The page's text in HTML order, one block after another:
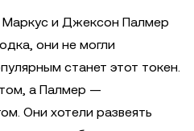
Маркус и Джексон Палмер
они не могли
станет этот токен.
а Палмер —
Они хотели развеять